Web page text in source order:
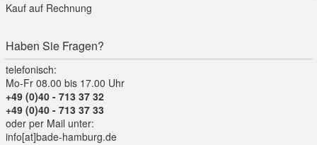
Kauf auf Rechnung
Haben Sie Fragen?
telefonisch:
Mo-Fr 08.00 bis 17.00 Uhr
+49 (0)40 - 713 37 32
+49 (0)40 - 713 37 33
oder per Mail unter:
info[at]bade-hamburg.de